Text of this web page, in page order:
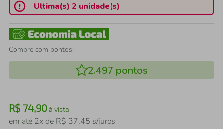
Última(s) 2 unidade(s)
Compre com pontos:
2.497 pontos
R$ 74,90à vista
em até 2x de R$ 37,45 s/juros